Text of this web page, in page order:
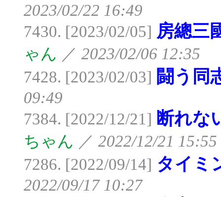
2023/02/22 16:49
7430. [2023/02/05] 房總三
ゃん ／ 2023/02/06 12:35
7428. [2023/02/03] 闘う同
09:49
7384. [2022/12/21] 断れな
ちゃん ／ 2022/12/21 15:55
7286. [2022/09/14] タイミ
2022/09/17 10:27